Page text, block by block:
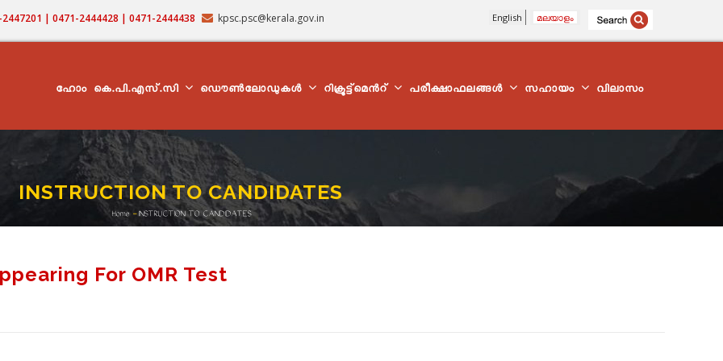
| 0471-2444428 | 0471-2444438 kpsc.psc@kerala.gov.in English മലയാളം
NAVIGATION
ഹോം കെ.പി.എസ്.സി ഡൌൺലോഡുകൾ റിക്രൂട്ട്മെന്‍റ് പരീക്ഷാഫലങ്ങൾ സഹായം വിലാസം
INSTRUCTION TO CANDIDATES
Breadcrumb
Home - INSTRUCTION TO CANDIDATES
For OMR Test